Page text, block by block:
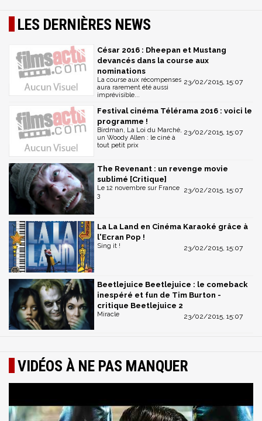
LES DERNIÈRES NEWS
César 2016 : Dheepan et Mustang
devancés dans la course aux
nominations
23/02/2015, 15:07
La course aux récompenses
aura rarement été aussi
imprévisible...
Festival cinéma Télérama 2016 : voici le
programme !
23/02/2015, 15:07
Birdman, La Loi du Marché,
un Woody Allen : le ciné à
tout petit prix
The Revenant : un revenge movie
sublimé [Critique]
23/02/2015, 15:07
Le 12 novembre sur France
3
La La Land en Cinéma Karaoké grâce à
l'Ecran Pop !
23/02/2015, 15:07
Sing it !
Beetlejuice Beetlejuice : le comeback
inespéré et fun de Tim Burton -
critique Beetlejuice 2
23/02/2015, 15:07
Miracle
VIDÉOS À NE PAS MANQUER